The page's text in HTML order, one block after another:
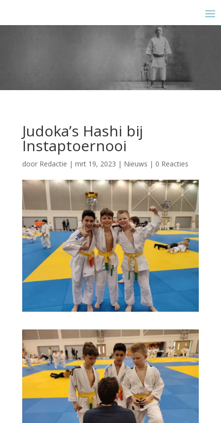
Judoka’s Hashi bij
Instaptoernooi
door Redactie | mrt 19, 2023 | Nieuws | 0 Reacties